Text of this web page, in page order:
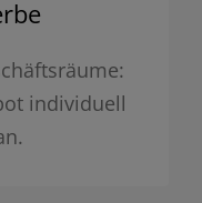
individuell